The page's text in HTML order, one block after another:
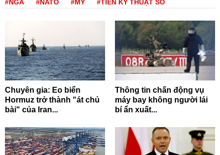
#NGA #NATO #MỸ #TIỀN KỸ THUẬT SỐ
Chuyên gia: Eo biển
Hormuz trở thành "át chủ
bài" của Iran...
Thông tin chấn động vụ
máy bay không người lái
bí ẩn xuất...